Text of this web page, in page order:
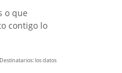
o que
contigo lo
los datos